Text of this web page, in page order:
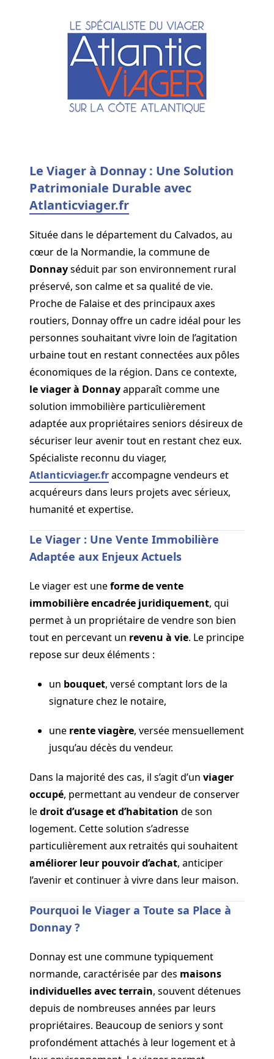
Le Viager à Donnay : Une Solution
Patrimoniale Durable avec
Atlanticviager.fr
Située dans le département du Calvados, au
cœur de la Normandie, la commune de
Donnayséduit par son environnement rural
préservé, son calme et sa qualité de vie.
Proche de Falaise et des principaux axes
routiers, Donnay offre un cadre idéal pour les
personnes souhaitant vivre loin de l’agitation
urbaine tout en restant connectées aux pôles
économiques de la région. Dans ce contexte,
le viager à Donnayapparaît comme une
solution immobilière particulièrement
adaptée aux propriétaires seniors désireux de
sécuriser leur avenir tout en restant chez eux.
Spécialiste reconnu du viager,
Atlanticviager.fraccompagne vendeurs et
acquéreurs dans leurs projets avec sérieux,
humanité et expertise.
Le Viager : Une Vente Immobilière
Adaptée aux Enjeux Actuels
Le viager est uneforme de vente
immobilière encadrée juridiquement, qui
permet à un propriétaire de vendre son bien
tout en percevant un revenu à vie. Le principe
repose sur deux éléments :
un bouquet, versé comptant lors de la
signature chez le notaire,
une rente viagère, versée mensuellement
jusqu’au décès du vendeur.
Dans la majorité des cas, il s’agit d’un viager
occupé, permettant au vendeur de conserver
ledroit d’usage et d’habitation de son
logement. Cette solution s’adresse
particulièrement aux retraités qui souhaitent
améliorer leur pouvoir d’achat, anticiper
l’avenir et continuer à vivre dans leur maison.
Pourquoi le Viager a Toute sa Place à
Donnay ?
Donnay est une commune typiquement
normande, caractérisée par des maisons
individuelles avec terrain, souvent détenues
depuis de nombreuses années par leurs
propriétaires. Beaucoup de seniors y sont
profondément attachés à leur logement et à